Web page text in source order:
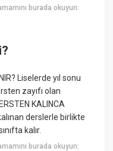
burada okuyun:
Liselerde yıl sonu
zayıfı olan
KALINCA
derslerle birlikte
kalır.
burada okuyun: